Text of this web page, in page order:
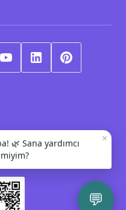
💬
×
🌿 Sana yardımcı